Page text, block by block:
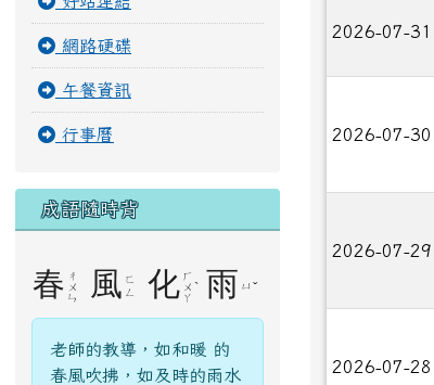
網路硬碟
午餐資訊
行事曆
成語隨時背
春 ㄔ
ㄨ
ㄣ
風 ㄈ
ㄥ
化 ㄏ
ㄨ
ㄚ
ˋ 雨 ㄩ ˇ
老師的教導，如和暖 的
春風吹拂，如及時的雨水
2026-07-31
2026-07-30
2026-07-29
2026-07-28